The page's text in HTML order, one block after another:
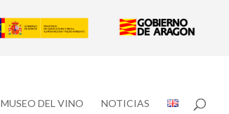
MUSEO DEL VINO NOTICIAS